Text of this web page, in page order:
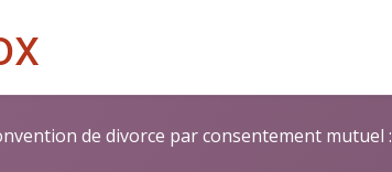
de divorce par consentement mutuel